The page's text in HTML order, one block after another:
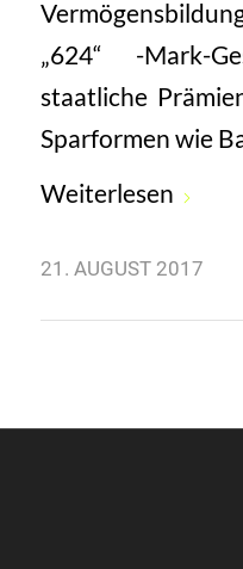
„624“ -Mark-
staatliche
Sparformen wie
Weiterlesen
21. AUGUST 2017